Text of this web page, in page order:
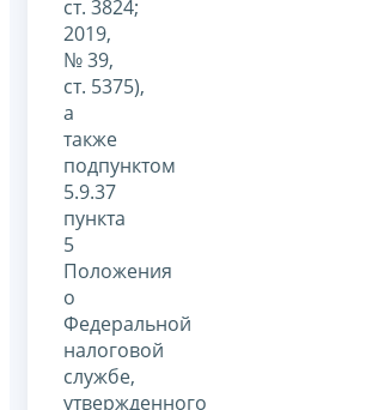
ст. 3824;
2019,
№ 39,
ст. 5375),
а
также
подпунктом
5.9.37
пункта
5
Положения
о
Федеральной
налоговой
службе,
утвержденного